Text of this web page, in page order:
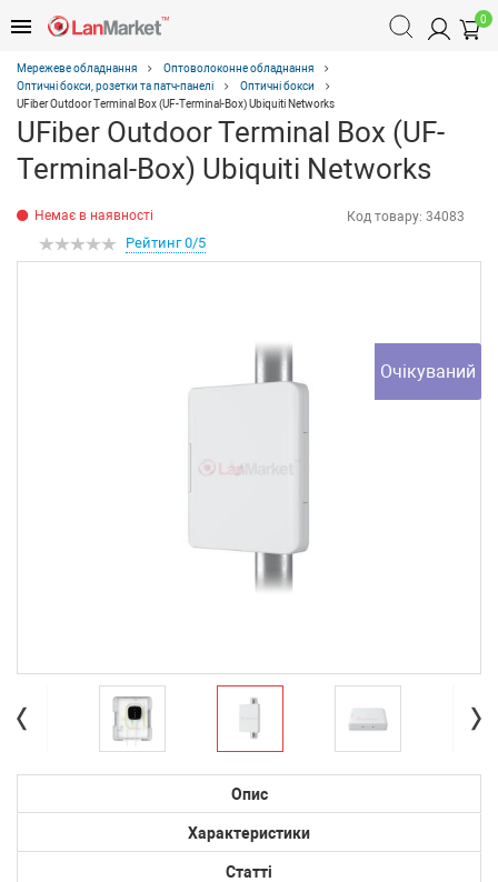
0
Мережеве обладнання
Оптоволоконне обладнання
Оптичні бокси, розетки та патч-панелі
Оптичні бокси
UFiber Outdoor Terminal Box (UF-Terminal-Box) Ubiquiti Networks
UFiber Outdoor Terminal Box (UF-
Terminal-Box) Ubiquiti Networks
Немає в наявності Код товару: 34083
Рейтинг 0/5
Очікуваний
Опис
Характеристики
Статті